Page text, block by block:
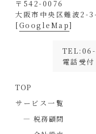
〒542-0076
大阪市中央区難波2-
[GoogleMap]
電話受
TOP
サービス一覧
― 税務顧問